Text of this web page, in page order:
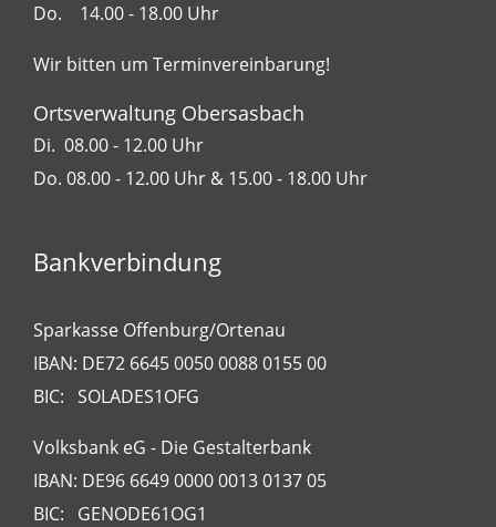
Do. 14.00 - 18.00 Uhr
Wir bitten um Terminvereinbarung!
Ortsverwaltung Obersasbach
Di. 08.00 - 12.00 Uhr
Do. 08.00 - 12.00 Uhr & 15.00 - 18.00 Uhr
Bankverbindung
Sparkasse Offenburg/Ortenau
IBAN: DE72 6645 0050 0088 0155 00
BIC: SOLADES1OFG
Volksbank eG - Die Gestalterbank
IBAN: DE96 6649 0000 0013 0137 05
BIC: GENODE61OG1